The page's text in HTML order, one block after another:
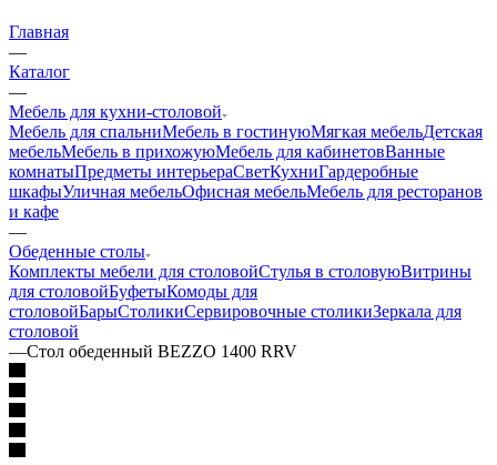
Главная
—
Каталог
—
Мебель для кухни-столовой
Мебель для спальниМебель в гостинуюМягкая мебельДетская
мебельМебель в прихожуюМебель для кабинетовВанные
комнатыПредметы интерьераСветКухниГардеробные
шкафыУличная мебельОфисная мебельМебель для ресторанов
и кафе
—
Обеденные столы
Комплекты мебели для столовойСтулья в столовуюВитрины
для столовойБуфетыКомоды для
столовойБарыСтоликиСервировочные столикиЗеркала для
столовой
—Стол обеденный BEZZO 1400 RRV